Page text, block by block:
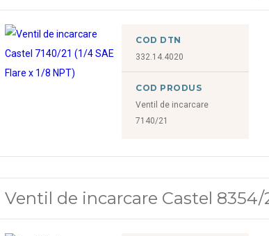
COD DTN
332.14.4020
COD PRODUS
Ventil de incarcare
7140/21
Ventil de incarcare Castel 8354/